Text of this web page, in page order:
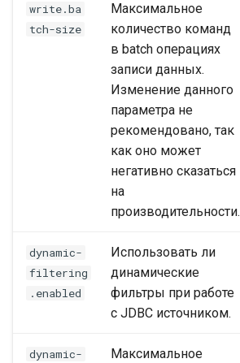
write.ba
tch-size
Максимальное
количество команд
в batch операциях
записи данных.
Изменение данного
параметра не
рекомендовано, так
как оно может
негативно сказаться
на
производительности.
dynamic-
filtering
.enabled
Использовать ли
динамические
фильтры при работе
с JDBC источником.
dynamic-
Максимальное